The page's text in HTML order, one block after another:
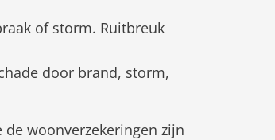
of storm. Ruitbreuk
door brand, storm,
de woonverzekeringen zijn